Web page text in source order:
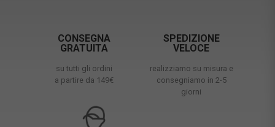
CONSEGNA
GRATUITA
su tutti gli ordini
a partire da 149€
SPEDIZIONE
VELOCE
realizziamo su misura e
consegniamo in 2-5
giorni